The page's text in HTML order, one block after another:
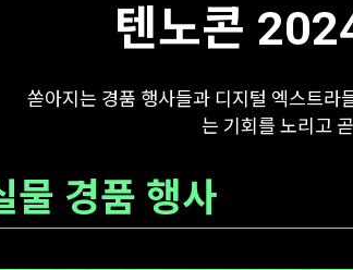
텐노콘
쏟아지는 경품 행사들과 디지털 엑스트라
는 기회를 노리고
물 경품 행사